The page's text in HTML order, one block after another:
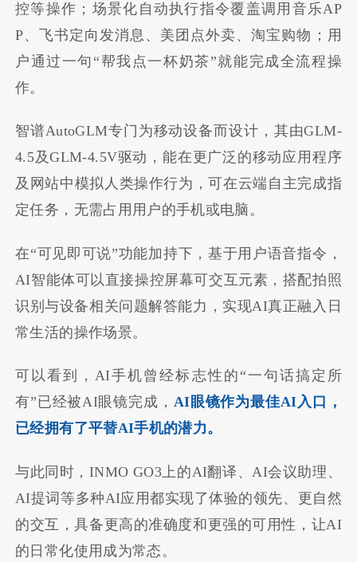
控等操作；场景化自动执行指令覆盖调用音乐AP
P、飞书定向发消息、美团点外卖、淘宝购物；用
户通过一句“帮我点一杯奶茶”就能完成全流程操
作。
智谱AutoGLM专门为移动设备而设计，其由GLM-
4.5及GLM-4.5V驱动，能在更广泛的移动应用程序
及网站中模拟人类操作行为，可在云端自主完成指
定任务，无需占用用户的手机或电脑。
在“可见即可说”功能加持下，基于用户语音指令，
AI智能体可以直接操控屏幕可交互元素，搭配拍照
识别与设备相关问题解答能力，实现AI真正融入日
常生活的操作场景。
可以看到，AI手机曾经标志性的“一句话搞定所
有”已经被AI眼镜完成， AI眼镜作为最佳AI入口，
已经拥有了平替AI手机的潜力。
与此同时，INMO GO3上的AI翻译、AI会议助理、
AI提词等多种AI应用都实现了体验的领先、更自然
的交互，具备更高的准确度和更强的可用性，让AI
的日常化使用成为常态。